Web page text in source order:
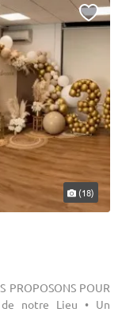
(18)
POUR
de notre Lieu • Un